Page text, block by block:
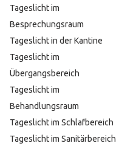
Tageslicht im
Besprechungsraum
Tageslicht in der Kantine
Tageslicht im
Übergangsbereich
Tageslicht im
Behandlungsraum
Tageslicht im Schlafbereich
Tageslicht im Sanitärbereich